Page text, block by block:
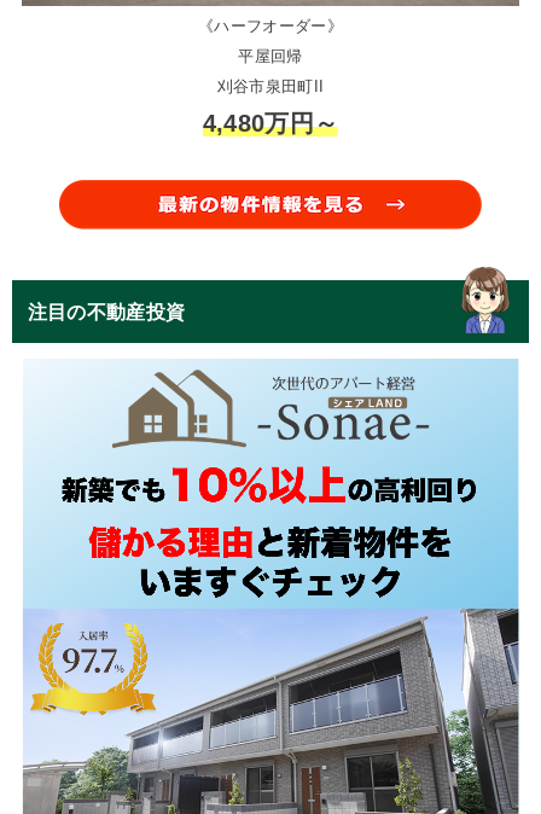
《ハーフオーダー》
平屋回帰
刈谷市泉田町II
4,480万円～
注目の不動産投資